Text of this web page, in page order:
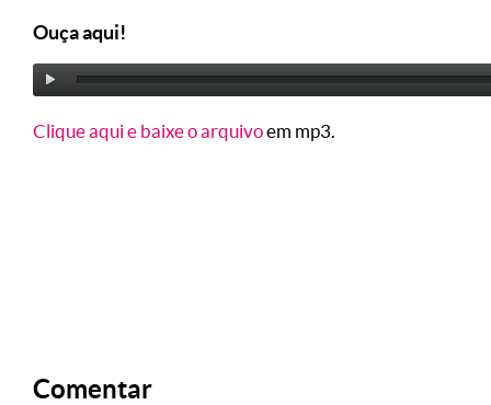
Ouça aqui!
Clique aqui e baixe o arquivoem mp3.
Comentar